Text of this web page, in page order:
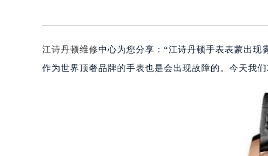
江诗丹顿维修中心为您分享：“江诗丹顿手表表蒙出现
作为世界顶奢品牌的手表也是会出现故障的。今天我